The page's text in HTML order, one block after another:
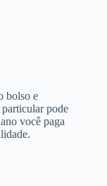
bolso e
pode
você paga